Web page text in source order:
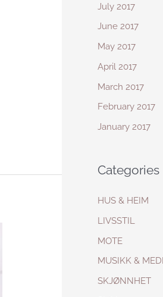
July 2017
June 2017
May 2017
April 2017
March 2017
February 2017
January 2017
Categories
HUS & HEIM
LIVSSTIL
MOTE
MUSIKK &
SKJØNNHET